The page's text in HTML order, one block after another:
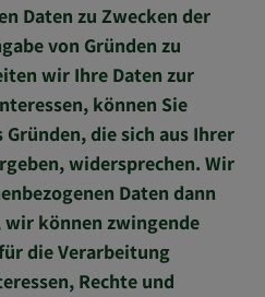
Daten zu Zwecken der
von Gründen zu
wir Ihre Daten zur
können Sie
die sich aus Ihrer
widersprechen. Wir
Daten dann
wir können zwingende
die Verarbeitung
Rechte und